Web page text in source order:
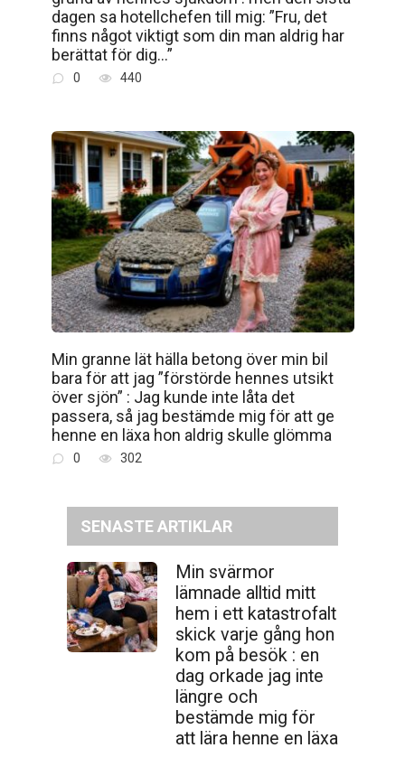
dagen sa hotellchefen till mig: ”Fru, det
finns något viktigt som din man aldrig har
berättat för dig…”
0 440
Min granne lät hälla betong över min bil
bara för att jag ”förstörde hennes utsikt
över sjön” : Jag kunde inte låta det
passera, så jag bestämde mig för att ge
henne en läxa hon aldrig skulle glömma
0 302
SENASTE ARTIKLAR
Min svärmor
lämnade alltid mitt
hem i ett katastrofalt
skick varje gång hon
kom på besök : en
dag orkade jag inte
längre och
bestämde mig för
att lära henne en läxa